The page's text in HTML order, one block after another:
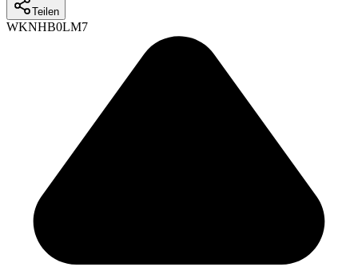
Teilen
WKNHB0LM7